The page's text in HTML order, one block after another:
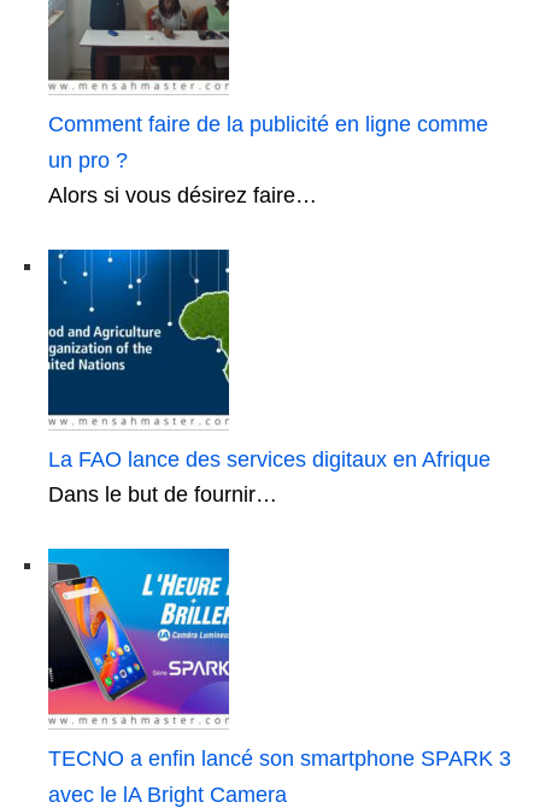
Comment faire de la publicité en ligne comme
un pro ?
Alors si vous désirez faire…
La FAO lance des services digitaux en Afrique
Dans le but de fournir…
TECNO a enfin lancé son smartphone SPARK 3
avec le lA Bright Camera